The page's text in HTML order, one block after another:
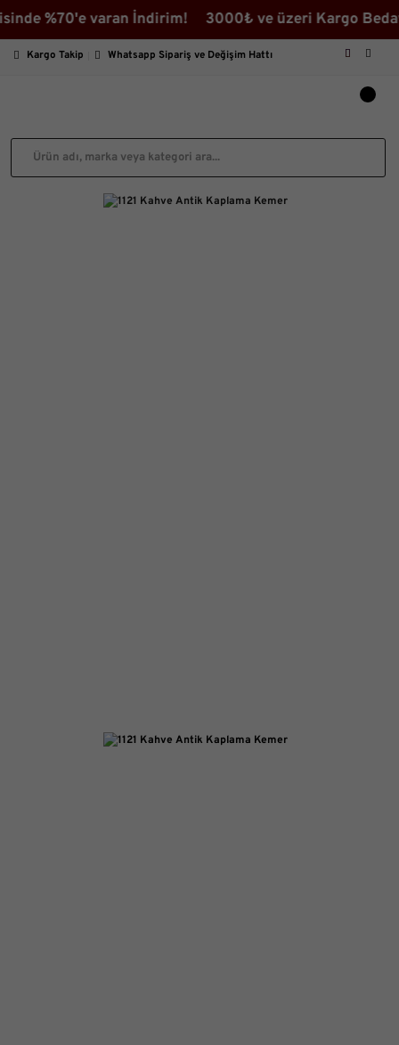
varan İndirim! 3000₺ ve üzeri Kargo Bedava ♡
Kargo Takip Whatsapp Sipariş ve Değişim Hattı